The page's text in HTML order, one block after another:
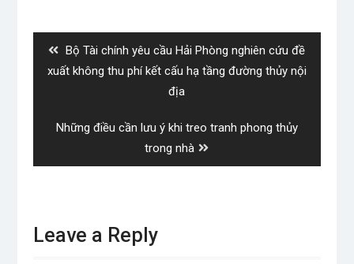
Previous
post:
Bộ Tài chính yêu cầu Hải Phòng nghiên cứu đề
xuất không thu phí kết cấu hạ tầng đường thủy nội
địa
Next
Những điều cần lưu ý khi treo tranh phong thủy
trong nhà
Leave a Reply